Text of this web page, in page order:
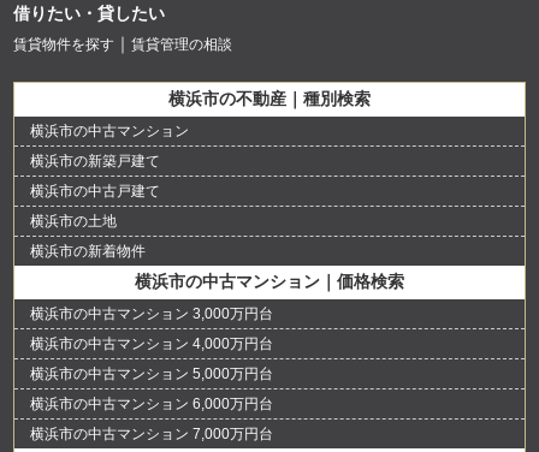
借りたい・貸したい
賃貸物件を探す 賃貸管理の相談
横浜市の不動産｜種別検索
横浜市の中古マンション
横浜市の新築戸建て
横浜市の中古戸建て
横浜市の土地
横浜市の新着物件
横浜市の中古マンション｜価格検索
横浜市の中古マンション 3,000万円台
横浜市の中古マンション 4,000万円台
横浜市の中古マンション 5,000万円台
横浜市の中古マンション 6,000万円台
横浜市の中古マンション 7,000万円台